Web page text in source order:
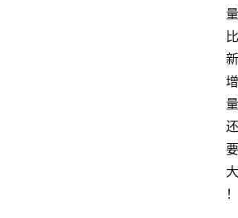
量
比
新
增
量
还
要
大
！